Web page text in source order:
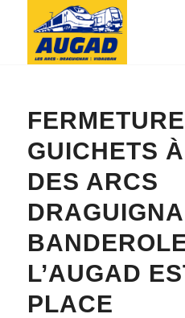
GUICHETS
DES ARCS
L’AUGAD
PLACE